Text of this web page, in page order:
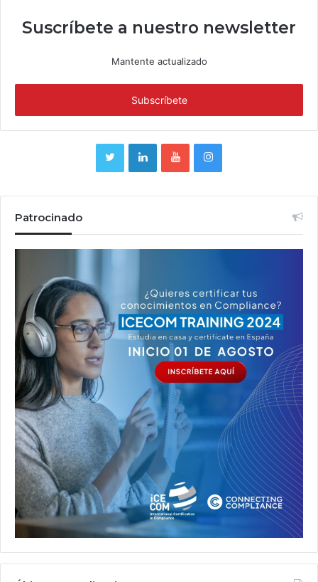
Suscríbete a nuestro newsletter
Mantente actualizado
Patrocinado